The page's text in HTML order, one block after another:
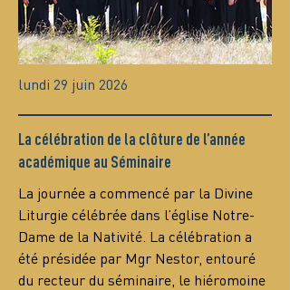
lundi 29 juin 2026
La célébration de la clôture de l’année
académique au Séminaire
La journée a commencé par la Divine
Liturgie célébrée dans l’église Notre-
Dame de la Nativité. La célébration a
été présidée par Mgr Nestor, entouré
du recteur du séminaire, le hiéromoine